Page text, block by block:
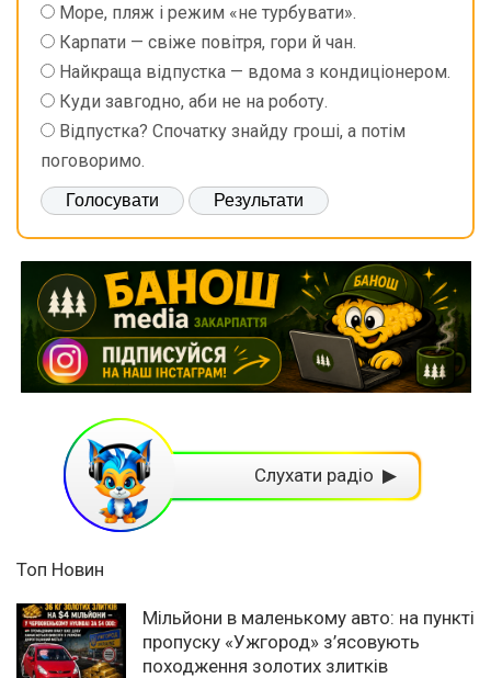
Море, пляж і режим «не турбувати».
Карпати — свіже повітря, гори й чан.
Найкраща відпустка — вдома з кондиціонером.
Куди завгодно, аби не на роботу.
Відпустка? Спочатку знайду гроші, а потім
поговоримо.
Слухати радіо ▶
Топ Новин
Мільйони в маленькому авто: на пункті
пропуску «Ужгород» з’ясовують
походження золотих злитків